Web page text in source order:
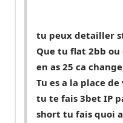
tu peux detailler
Que tu flat 2bb
en as 25 ca
Tu es a la place
tu te fais 3bet IP
short tu fais quoi